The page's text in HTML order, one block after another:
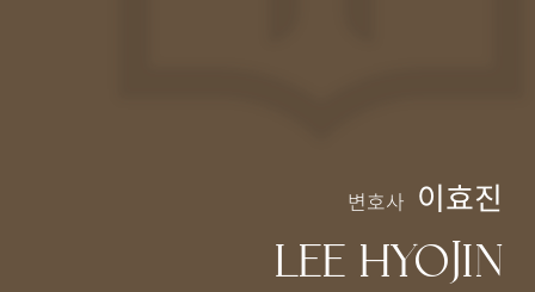
변호사 이효진
LEE HYOJIN